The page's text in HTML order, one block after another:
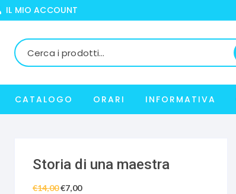
IL MIO ACCOUNT
CATALOGO ORARI INFORMATIVA
Storia di una maestra
€14,00Il
€7,00Il